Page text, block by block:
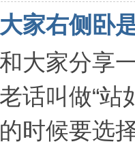
家右侧卧
大家分享
话叫做“站
时候要选